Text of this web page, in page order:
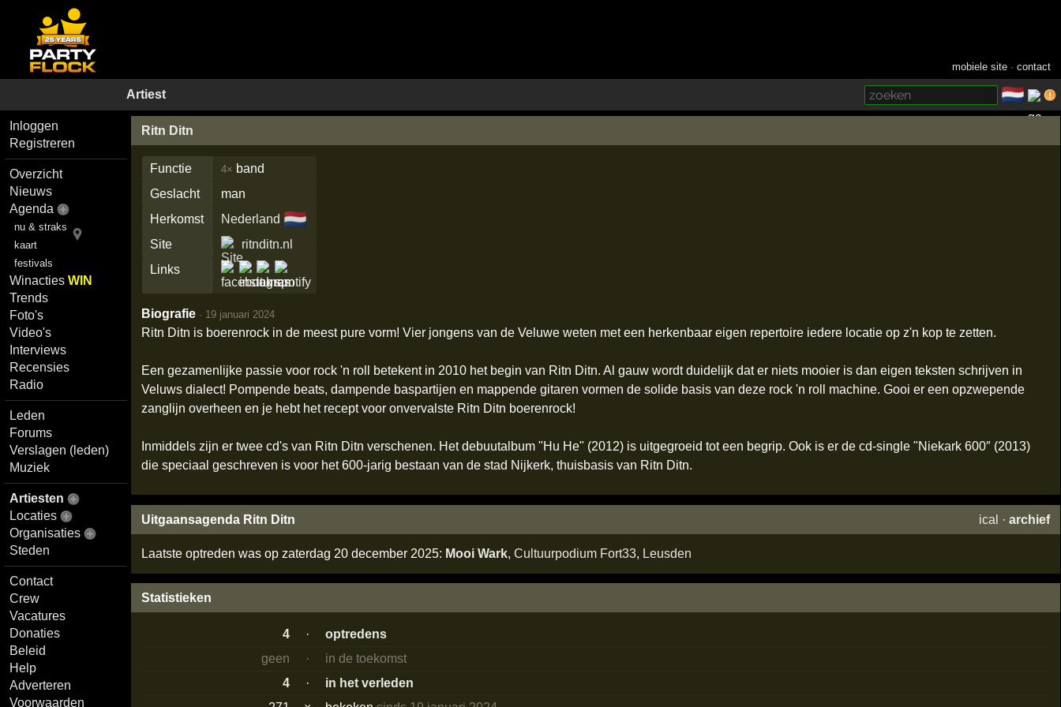
mobiele site ·contact
Artiest 🇳🇱
Inloggen
Registreren
Overzicht
Nieuws
Agenda
nu & straks
kaart
festivals
WinactiesWIN
Trends
Foto's
Video's
Interviews
Recensies
Radio
Leden
Forums
Verslagen (leden)
Muziek
Artiesten
Locaties
Organisaties
Steden
Contact
Crew
Vacatures
Donaties
Beleid
Help
Adverteren
Voorwaarden
Ritn Ditn
Functie 4× band
Geslacht
man
Herkomst
Nederland 🇳🇱
Site
ritnditn.nl
Links
Biografie · 19 januari 2024
Ritn Ditn is boerenrock in de meest pure vorm! Vier jongens van de Veluwe weten met een herkenbaar eigen repertoire iedere locatie op z'n kop te zetten.
Een gezamenlijke passie voor rock 'n roll betekent in 2010 het begin van Ritn Ditn. Al gauw wordt duidelijk dat er niets mooier is dan eigen teksten schrijven in
Veluws dialect! Pompende beats, dampende baspartijen en mappende gitaren vormen de solide basis van deze rock 'n roll machine. Gooi er een opzwepende
zanglijn overheen en je hebt het recept voor onvervalste Ritn Ditn boerenrock!
Inmiddels zijn er twee cd's van Ritn Ditn verschenen. Het debuutalbum "Hu He" (2012) is uitgegroeid tot een begrip. Ook is er de cd-single "Niekark 600″ (2013)
die speciaal geschreven is voor het 600-jarig bestaan van de stad Nijkerk, thuisbasis van Ritn Ditn.
Uitgaansagenda Ritn Ditn ical ·archief
Laatste optreden was op zaterdag 20 december 2025: Mooi Wark, Cultuurpodium Fort33, Leusden
Statistieken
4 ·
optredens
geen
·
in de toekomst
4
·
in het verleden